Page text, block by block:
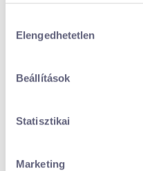
Információgyűjtés
Az Ön
tulajdonságainak
módjairól és adja meg
kiválasztása
Elengedhetetlen
Beállítások
Statisztikai
Marketing